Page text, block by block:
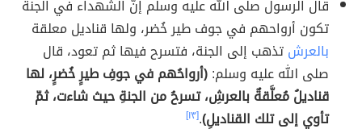
قال الرسول صلى الله عليه وسلم إنّ الشهداء في الجنة
تكون أرواحهم في جوف طير خُضر، ولها قناديل معلقة
بالعرشتذهب إلى الجنة، فتسرح فيها ثم تعود، قال
صلى الله عليه وسلم:(أرواحُهم في جوفِ طيرٍ خُضرٍ، لها
قناديلُ مُعلَّقةٌ بالعرشِ، تسرحُ من الجنةِ حيث شاءت، ثمّ
تأوي إلى تلك القناديلِ).[١٣]